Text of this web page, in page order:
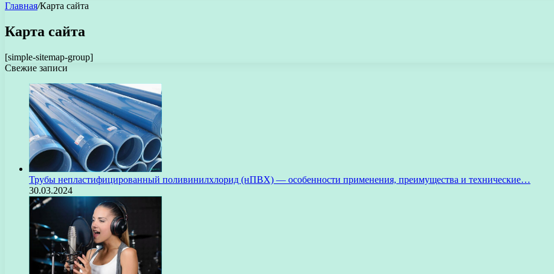
Главная/Карта сайта
Карта сайта
[simple-sitemap-group]
Свежие записи
Трубы непластифицированный поливинилхлорид (нПВХ) — особенности применения, преимущества и технические…
30.03.2024